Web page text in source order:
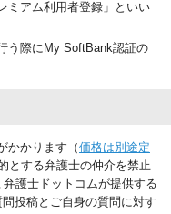
ミアム利用者登録」といい
う際にMy SoftBank認証の
かかります（価格は別途定
とする弁護士の仲介を禁止
護士ドットコムが提供する
投稿とご自身の質問に対す